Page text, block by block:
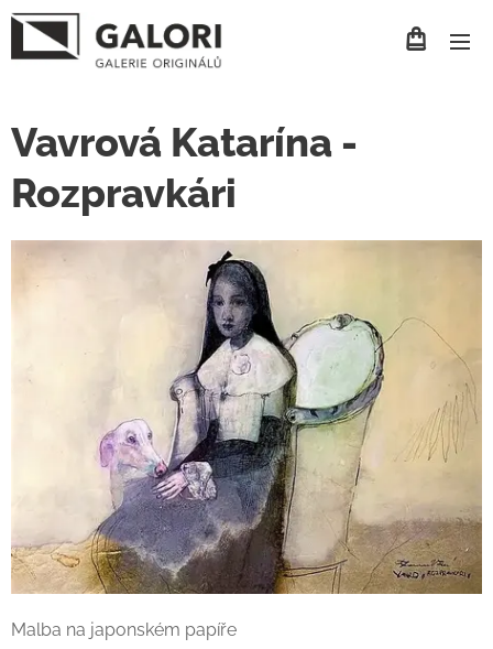
Vavrová Katarína -
Rozpravkári
Malba na japonském papíře